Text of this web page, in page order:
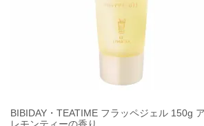
BIBIDAY・TEATIME フラッペジェル 150g